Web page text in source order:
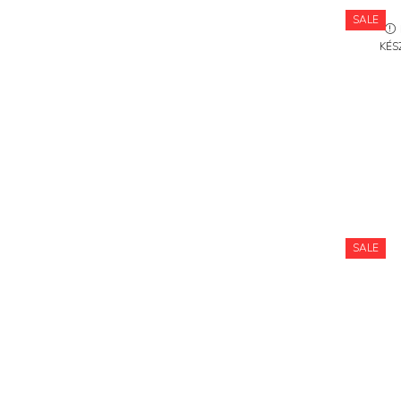
SALE
SALE